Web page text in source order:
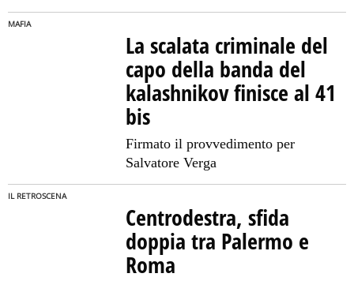
MAFIA
La scalata criminale del
capo della banda del
kalashnikov finisce al 41
bis
Firmato il provvedimento per
Salvatore Verga
IL RETROSCENA
Centrodestra, sfida
doppia tra Palermo e
Roma